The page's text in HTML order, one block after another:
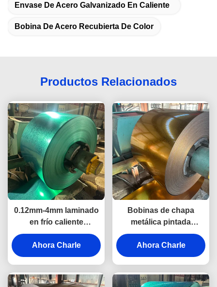
Envase De Acero Galvanizado En Caliente
Bobina De Acero Recubierta De Color
Productos Relacionados
0.12mm-4mm laminado
en frío caliente
prepintado Galvalume
bobina de acero para la
construcción
Ahora Charle
Bobinas de chapa
metálica pintada
laminada en frío con
recubrimiento de zinc
para uso industrial en la
Ahora Charle